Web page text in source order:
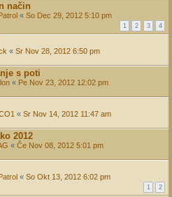
način
« So Dec 29, 2012 5:10 pm
1 2 3 4
« Sr Nov 28, 2012 6:50 pm
s poti
« Pe Nov 23, 2012 12:02 pm
« Sr Nov 14, 2012 11:47 am
2012
« Če Nov 08, 2012 5:01 pm
« So Okt 13, 2012 6:02 pm
1 2